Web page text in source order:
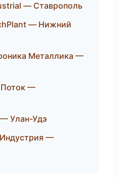
— Ставрополь
— Нижний
Металлика —
—
Улан-Удэ
—